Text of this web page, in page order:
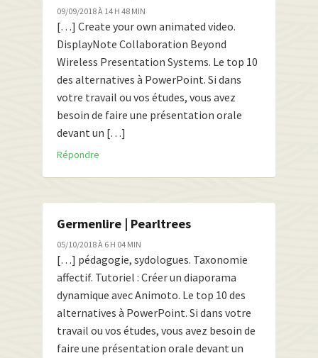
09/09/2018 À 14 H 48 MIN
[…] Create your own animated video.
DisplayNote Collaboration Beyond
Wireless Presentation Systems. Le top 10
des alternatives à PowerPoint. Si dans
votre travail ou vos études, vous avez
besoin de faire une présentation orale
devant un […]
Répondre
Germenlire | Pearltrees
05/10/2018 À 6 H 04 MIN
[…] pédagogie, sydologues. Taxonomie
affectif. Tutoriel : Créer un diaporama
dynamique avec Animoto. Le top 10 des
alternatives à PowerPoint. Si dans votre
travail ou vos études, vous avez besoin de
faire une présentation orale devant un